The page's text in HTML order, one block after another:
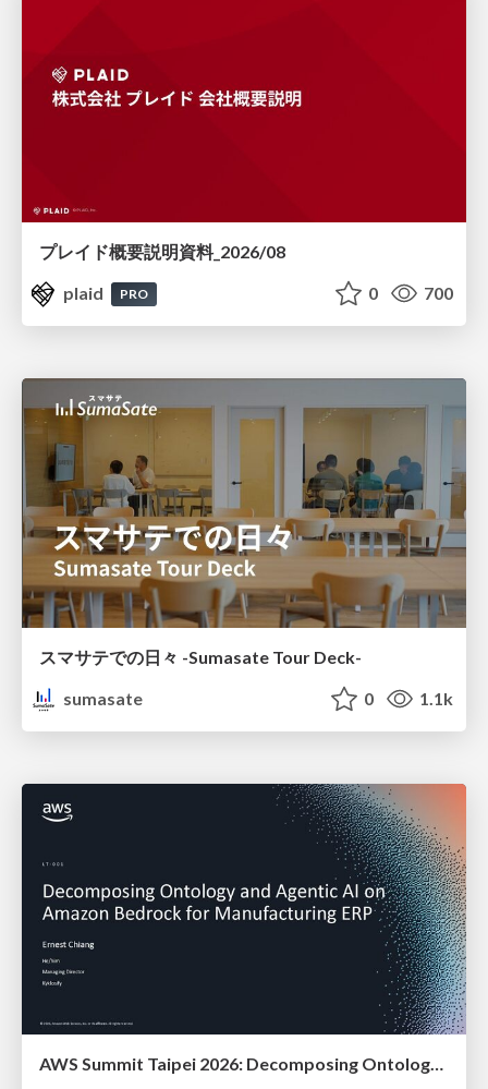
プレイド概要説明資料_2026/08
plaid
PRO 0 700
スマサテでの日々 -Sumasate Tour Deck-
sumasate
0 1.1k